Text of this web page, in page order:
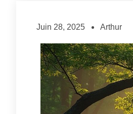
Juin 28, 2025 Arthur